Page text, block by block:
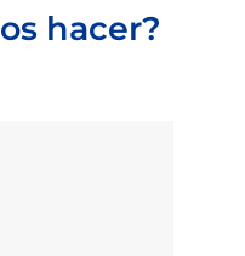
hacer?